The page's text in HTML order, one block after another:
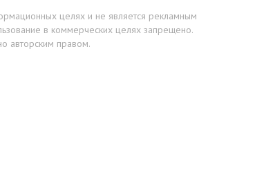
целях и не является рекламным
в коммерческих целях запрещено.
авторским правом.